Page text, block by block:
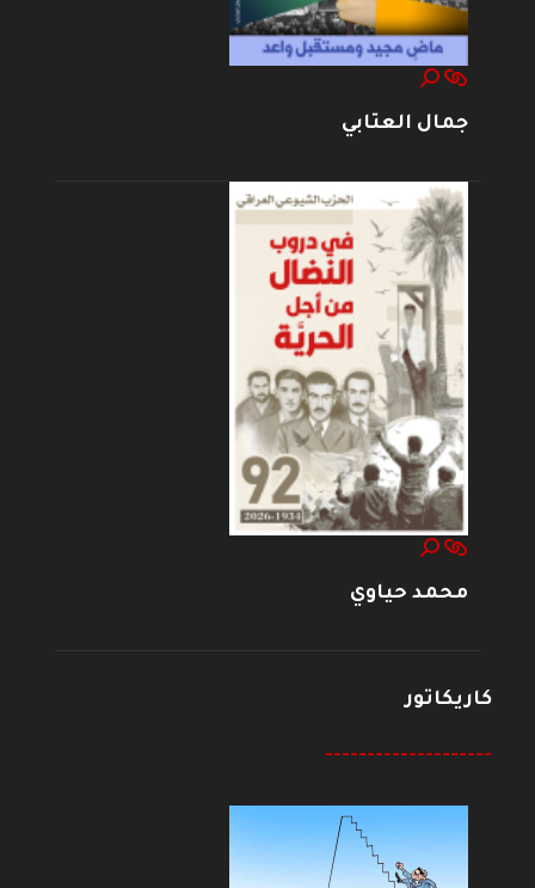
جمال العتابي
محمد حياوي
كاريكاتور
--------------------